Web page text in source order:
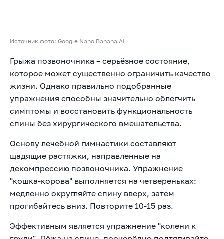
Источник фото: Google Nano Banana AI
Грыжа позвоночника – серьёзное состояние,
которое может существенно ограничить качество
жизни. Однако правильно подобранные
упражнения способны значительно облегчить
симптомы и восстановить функциональность
спины без хирургического вмешательства.
Основу лечебной гимнастики составляют
щадящие растяжки, направленные на
декомпрессию позвоночника. Упражнение
"кошка-корова" выполняется на четвереньках:
медленно округляйте спину вверх, затем
прогибайтесь вниз. Повторите 10-15 раз.
Эффективным является упражнение "колени к